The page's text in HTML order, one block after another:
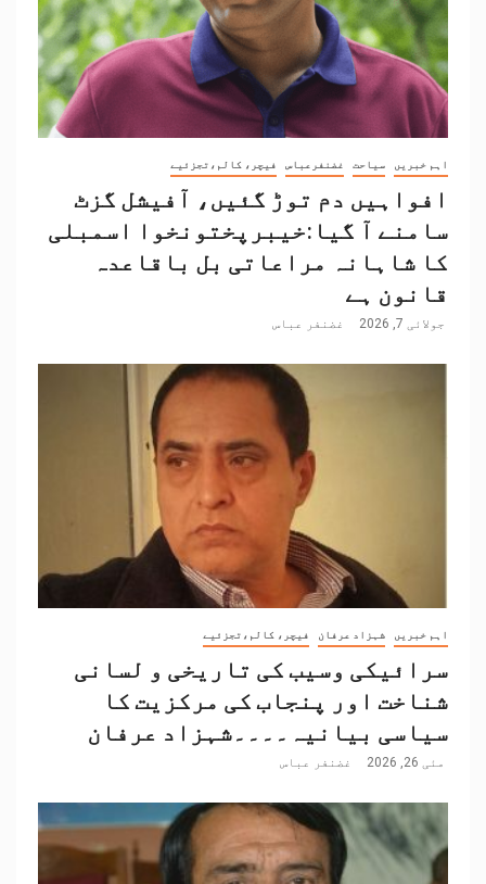
اہم خبریں سیاحت غضنفرعباس فیچر، کالم،تجزئیے
افواہیں دم توڑ گئیں، آفیشل گزٹ
سامنے آ گیا:خیبرپختونخوا اسمبلی
کا شاہانہ مراعاتی بل باقاعدہ
قانون ہے
جولائی 7, 2026 غضنفر عباس
اہم خبریں شہزاد عرفان فیچر، کالم،تجزئیے
سرائیکی وسیب کی تاریخی و لسانی
شناخت اور پنجاب کی مرکزیت کا
سیاسی بیانیہ۔۔۔۔شہزاد عرفان
مئی 26, 2026 غضنفر عباس